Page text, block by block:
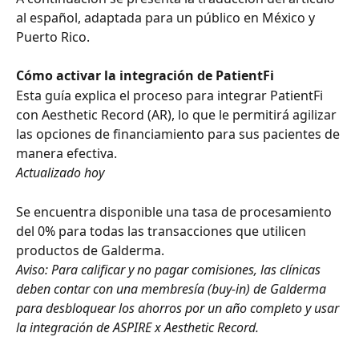
al español, adaptada para un público en México y
Puerto Rico.
Cómo activar la integración de PatientFi
Esta guía explica el proceso para integrar PatientFi
con Aesthetic Record (AR), lo que le permitirá agilizar
las opciones de financiamiento para sus pacientes de
manera efectiva.
Actualizado hoy
Se encuentra disponible una tasa de procesamiento
del 0% para todas las transacciones que utilicen
productos de Galderma.
Aviso: Para calificar y no pagar comisiones, las clínicas
deben contar con una membresía (buy-in) de Galderma
para desbloquear los ahorros por un año completo y usar
la integración de ASPIRE x Aesthetic Record.